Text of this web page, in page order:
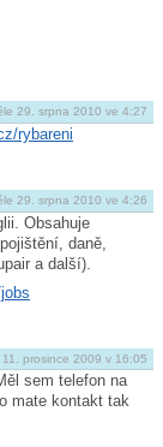
29. srpna 2010 ve 4:27
rybareni
29. srpna 2010 ve 4:26
Obsahuje
daně,
a další).
11. prosince 2009 v 16:05
sem telefon na
mate kontakt tak